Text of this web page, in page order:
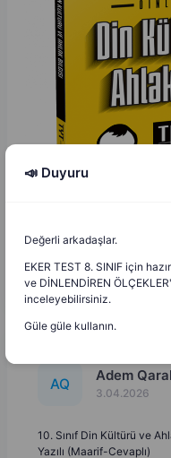
AQ Adem
3.04.2026
10. Sınıf Din Kültürü ve
Yazılı (Maarif-Cevaplı)
📣 Duyuru
Değerli arkadaşlar.
EKER TEST 8. SINIF için
ve DİNLENDİREN
inceleyebilirsiniz.
Güle güle kullanın.